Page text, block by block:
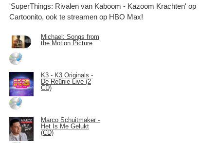
'SuperThings: Rivalen van Kaboom - Kazoom Krachten' op
Cartoonito, ook te streamen op HBO Max!
Michael: Songs from
the Motion Picture
K3 - K3 Originals -
De Reünie Live (2
CD)
Marco Schuitmaker -
Het Is Me Gelukt
(CD)